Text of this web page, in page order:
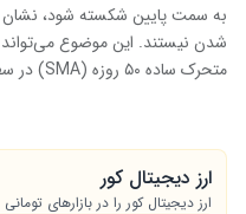
به سمت پایین شکسته شود،
شدن نیستند. این موضوع می‌تواند
متحرک ساده ۵۰ روزه (SMA) در سطح ۱.۷۲ دلار باز کند.
ارز دیجیتال کور
ارز دیجیتال کور را در بازارهای